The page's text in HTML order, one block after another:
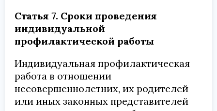
Статья 7. Сроки проведения
индивидуальной
профилактической работы
Индивидуальная профилактическая
работа в отношении
несовершеннолетних, их родителей
или иных законных представителей